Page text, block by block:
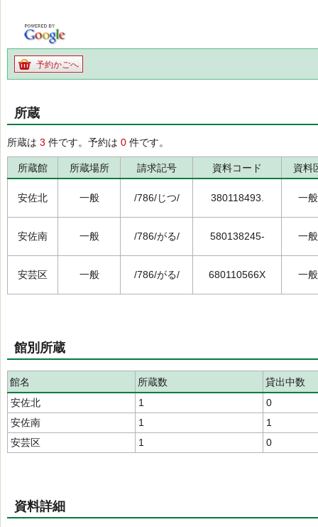
予約かごへ
所蔵
所蔵は 3 件です。予約は 0 件です。
所蔵館 所蔵場所 請求記号 資料コード 資料
安佐北 一般 /786/じつ/ 380118493. 一
安佐南 一般 /786/がる/ 580138245- 一
安芸区 一般 /786/がる/ 680110566X 一
館別所蔵
館名 所蔵数
貸出中数
安佐北
1
0
安佐南
1
1
安芸区
1 0
資料詳細